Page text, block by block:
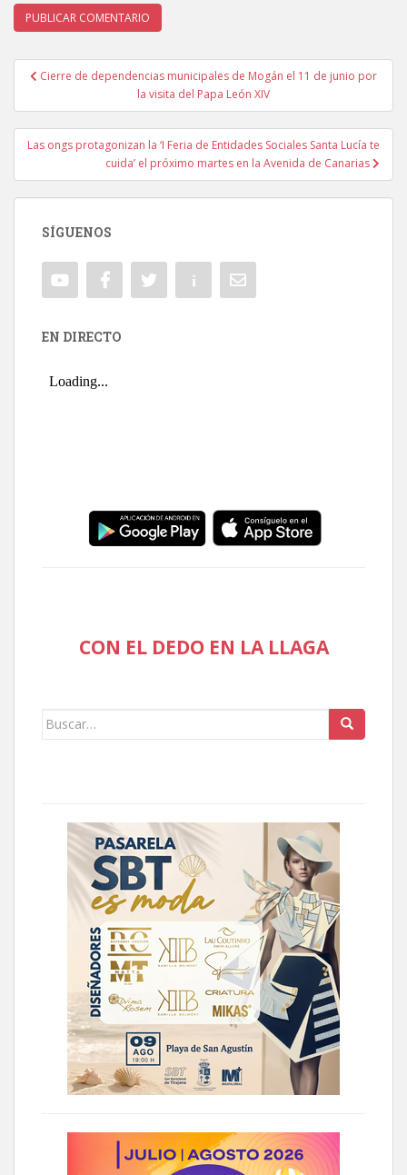
Navegación de entradas
Cierre de dependencias municipales de Mogán el 11 de junio por
la visita del Papa León XIV
Las ongs protagonizan la ‘I Feria de Entidades Sociales Santa Lucía te
cuida’ el próximo martes en la Avenida de Canarias
SÍGUENOS
EN DIRECTO
CON EL DEDO EN LA LLAGA
Buscar: